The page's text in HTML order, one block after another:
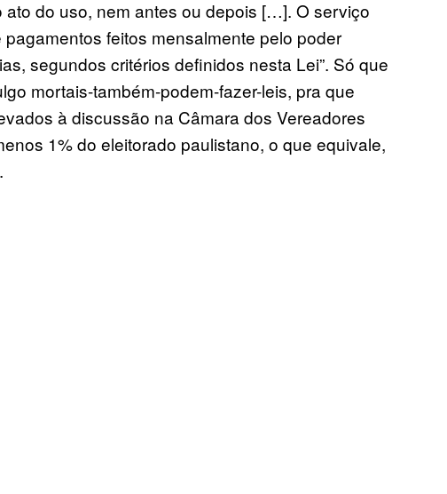
do uso, nem antes ou depois […]. O serviço
feitos mensalmente pelo poder
segundos critérios definidos nesta Lei”. Só que
mortais-também-podem-fazer-leis, pra que
à discussão na Câmara dos Vereadores
1% do eleitorado paulistano, o que equivale,